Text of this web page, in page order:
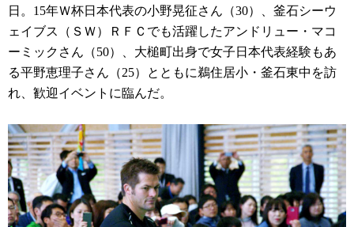
日。15年Ｗ杯日本代表の小野晃征さん（30）、釜石シーウ
ェイブス（ＳＷ）ＲＦＣでも活躍したアンドリュー・マコ
ーミックさん（50）、大槌町出身で女子日本代表経験もあ
る平野恵理子さん（25）とともに鵜住居小・釜石東中を訪
れ、歓迎イベントに臨んだ。